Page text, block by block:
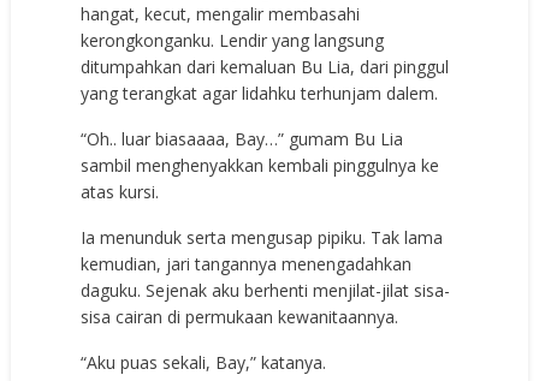
hangat, kecut, mengalir membasahi
kerongkonganku. Lendir yang langsung
ditumpahkan dari kemaluan Bu Lia, dari pinggul
yang terangkat agar lidahku terhunjam dalem.
“Oh.. luar biasaaaa, Bay…” gumam Bu Lia
sambil menghenyakkan kembali pinggulnya ke
atas kursi.
Ia menunduk serta mengusap pipiku. Tak lama
kemudian, jari tangannya menengadahkan
daguku. Sejenak aku berhenti menjilat-jilat sisa-
sisa cairan di permukaan kewanitaannya.
“Aku puas sekali, Bay,” katanya.